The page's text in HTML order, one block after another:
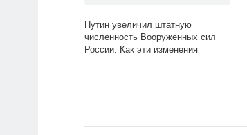
Путин увеличил штатную
численность Вооруженных сил
России. Как эти изменения